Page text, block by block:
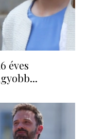
éves